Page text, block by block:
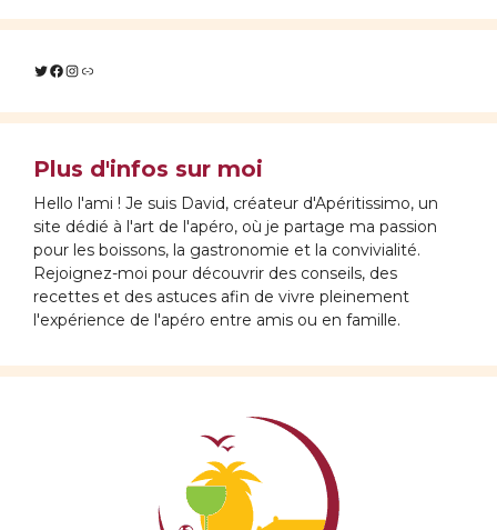
Twitter
Facebook
Instagram
Lien
Plus d'infos sur moi
Hello l'ami ! Je suis David, créateur d'Apéritissimo, un
site dédié à l'art de l'apéro, où je partage ma passion
pour les boissons, la gastronomie et la convivialité.
Rejoignez-moi pour découvrir des conseils, des
recettes et des astuces afin de vivre pleinement
l'expérience de l'apéro entre amis ou en famille.